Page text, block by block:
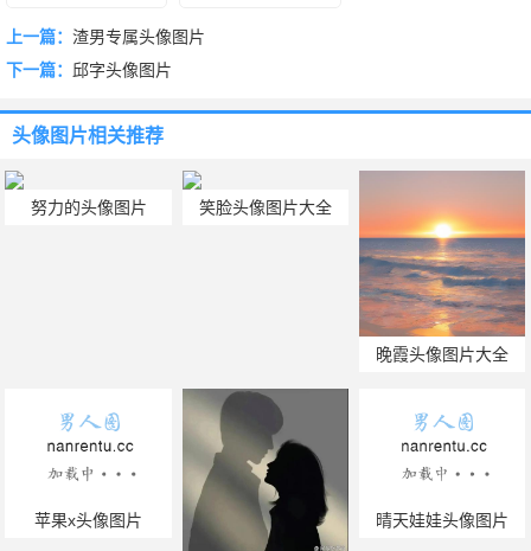
吸引更多目光吧！
上一篇： 渣男专属头像图片
下一篇： 邱字头像图片
头像图片相关推荐
努力的头像图片 笑脸头像图片大全
晚霞头像图片大全
苹果x头像图片 晴天娃娃头像图片